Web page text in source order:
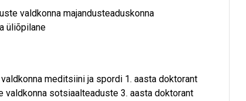
valdkonna majandusteaduskonna
üliõpilane
meditsiini ja spordi 1. aasta doktorant
valdkonna sotsiaalteaduste 3. aasta doktorant